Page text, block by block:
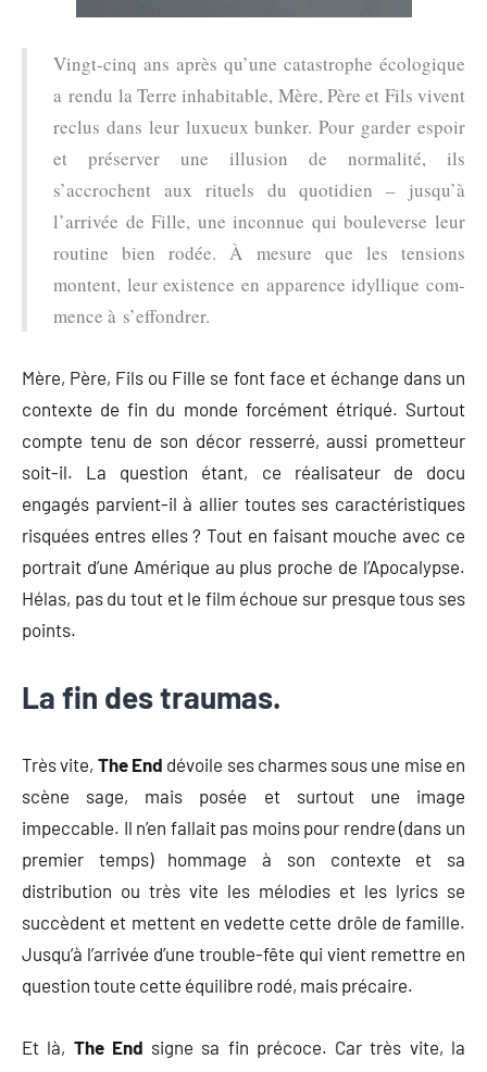
Vingt-cinq ans après qu’une catas­trophe éco­lo­gique
a ren­du la Terre inha­bi­table, Mère, Père et Fils vivent
reclus dans leur luxueux bun­ker. Pour gar­der espoir
et pré­ser­ver une illu­sion de nor­ma­li­té, ils
s’accrochent aux rituels du quo­ti­dien – jusqu’à
l’arrivée de Fille, une incon­nue qui bou­le­verse leur
rou­tine bien rodée. À mesure que les ten­sions
montent, leur exis­tence en appa­rence idyl­lique com­
mence à s’effondrer.
Mère, Père, Fils ou Fille se font face et échange dans un
contexte de fin du monde forcément étriqué. Surtout
compte tenu de son décor resserré, aussi prometteur
soit-il. La question étant, ce réalisateur de docu
engagés parvient-il à allier toutes ses caractéristiques
risquées entres elles ? Tout en faisant mouche avec ce
portrait d’une Amérique au plus proche de l’Apocalypse.
Hélas, pas du tout et le film échoue sur presque tous ses
points.
La fin des traumas.
Très vite, The End dévoile ses charmes sous une mise en
scène sage, mais posée et surtout une image
impeccable. Il n’en fallait pas moins pour rendre (dans un
premier temps) hommage à son contexte et sa
distribution ou très vite les mélodies et les lyrics se
succèdent et mettent en vedette cette drôle de famille.
Jusqu’à l’arrivée d’une trouble-fête qui vient remettre en
question toute cette équilibre rodé, mais précaire.
Et là, The End signe sa fin précoce. Car très vite, la